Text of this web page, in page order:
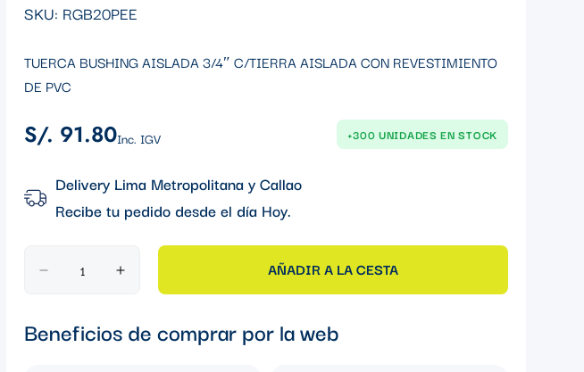
SKU: RGB20PEE
TUERCA BUSHING AISLADA 3/4″ C/TIERRA AISLADA CON REVESTIMIENTO
DE PVC
Precio
S/. 91.80Inc. IGV +300 UNIDADES EN STOCK
Delivery Lima Metropolitana y Callao
Recibe tu pedido desde el día Hoy.
AÑADIR A LA CESTA
Beneficios de comprar por la web